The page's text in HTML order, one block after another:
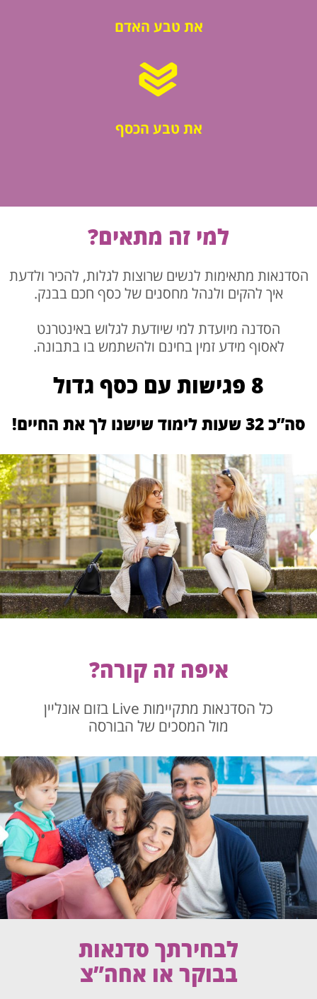
את טבע האדם
את טבע הכסף
למי זה מתאים?
הסדנאות מתאימות לנשים שרוצות לגלות, להכיר ולדעת
איך להקים ולנהל מחסנים של כסף חכם בבנק.
הסדנה מיועדת למי שיודעת לגלוש באינטרנט
לאסוף מידע זמין בחינם ולהשתמש בו בתבונה.
8 פגישות עם כסף גדול
סה”כ 32 שעות לימוד שישנו לך את החיים!
איפה זה קורה?
כל הסדנאות מתקיימות Live בזום אונליין
מול המסכים של הבורסה
לבחירתך סדנאות
בבוקר או אחה”צ